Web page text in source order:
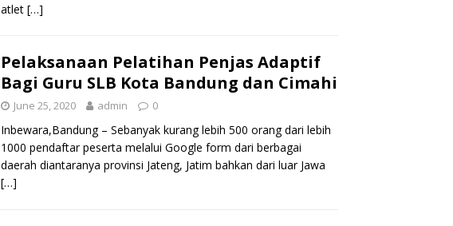
atlet […]
Pelaksanaan Pelatihan Penjas Adaptif
Bagi Guru SLB Kota Bandung dan Cimahi
June 25, 2020 admin 0
Inbewara,Bandung – Sebanyak kurang lebih 500 orang dari lebih
1000 pendaftar peserta melalui Google form dari berbagai
daerah diantaranya provinsi Jateng, Jatim bahkan dari luar Jawa
[…]